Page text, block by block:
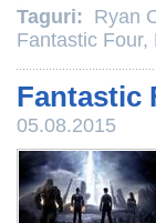
Taguri: Ryan
Fantastic Four,
Fantastic
05.08.2015